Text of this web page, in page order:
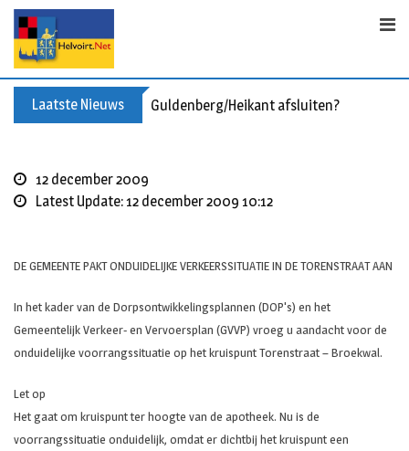
Skip
content
Laatste Nieuws Guldenberg/Heikant afsluiten?
12 december 2009
Latest Update: 12 december 2009 10:12
DE GEMEENTE PAKT ONDUIDELIJKE VERKEERSSITUATIE IN DE TORENSTRAAT AAN
In het kader van de Dorpsontwikkelingsplannen (DOP's) en het
Gemeentelijk Verkeer- en Vervoersplan (GVVP) vroeg u aandacht voor de
onduidelijke voorrangssituatie op het kruispunt Torenstraat – Broekwal.
Let op
Het gaat om kruispunt ter hoogte van de apotheek. Nu is de
voorrangssituatie onduidelijk, omdat er dichtbij het kruispunt een